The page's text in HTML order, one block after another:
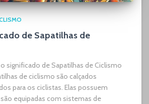
de Sapatilhas de
significado de Sapatilhas de Ciclismo
de ciclismo são calçados
para os ciclistas. Elas possuem
equipadas com sistemas de